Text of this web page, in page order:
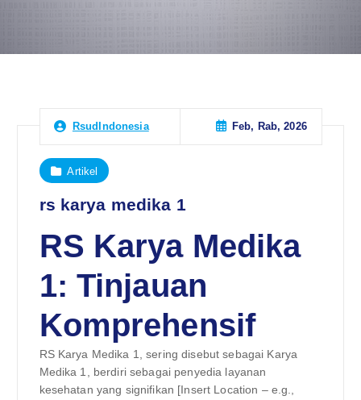
RsudIndonesia Feb, Rab, 2026
Artikel
rs karya medika 1
RS Karya Medika
1: Tinjauan
Komprehensif
RS Karya Medika 1, sering disebut sebagai Karya
Medika 1, berdiri sebagai penyedia layanan
kesehatan yang signifikan [Insert Location – e.g.,